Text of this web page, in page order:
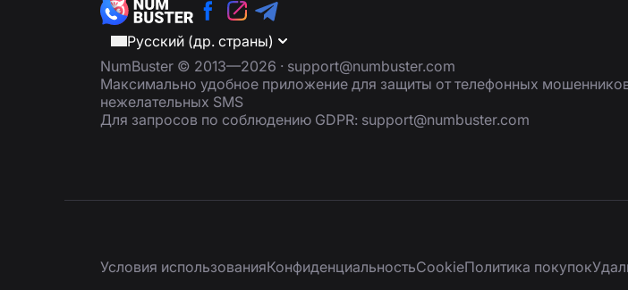
Русский (др. страны)
NumBuster © 2013—2026 · support@numbuster.com
Максимально удобное приложение для защиты от телефонных
нежелательных SMS
Для запросов по соблюдению GDPR: support@numbuster.com
Условия использованияКонфиденциальностьСookieПолитика покупок